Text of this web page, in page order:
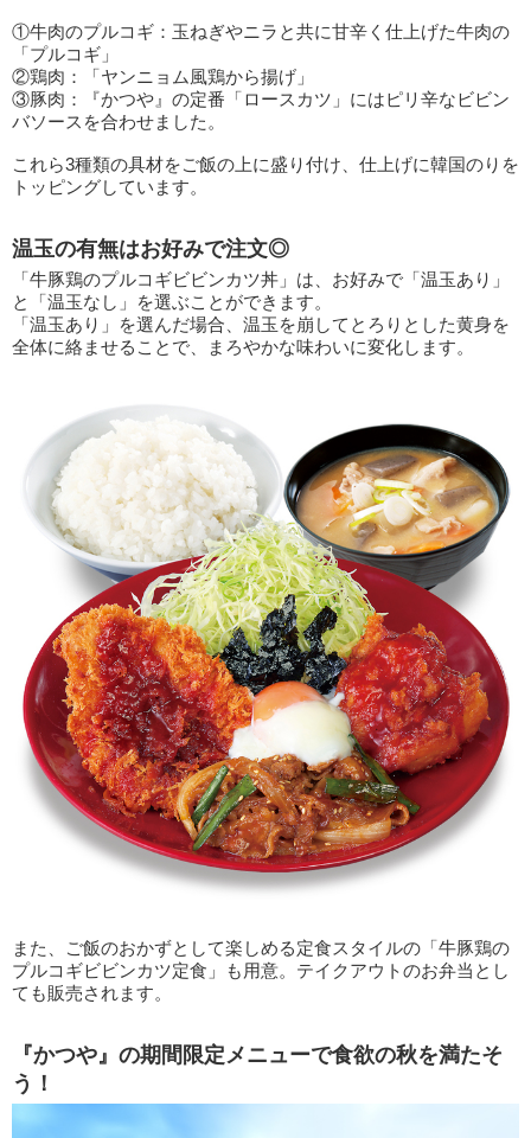
①牛肉のプルコギ：玉ねぎやニラと共に甘辛く仕上げた牛肉の
「プルコギ」
②鶏肉：「ヤンニョム風鶏から揚げ」
③豚肉：『かつや』の定番「ロースカツ」にはピリ辛なビビン
バソースを合わせました。
これら3種類の具材をご飯の上に盛り付け、仕上げに韓国のりを
トッピングしています。
温玉の有無はお好みで注文◎
「牛豚鶏のプルコギビビンカツ丼」は、お好みで「温玉あり」
と「温玉なし」を選ぶことができます。
「温玉あり」を選んだ場合、温玉を崩してとろりとした黄身を
全体に絡ませることで、まろやかな味わいに変化します。
また、ご飯のおかずとして楽しめる定食スタイルの「牛豚鶏の
プルコギビビンカツ定食」も用意。テイクアウトのお弁当とし
ても販売されます。
『かつや』の期間限定メニューで食欲の秋を満たそ
う！